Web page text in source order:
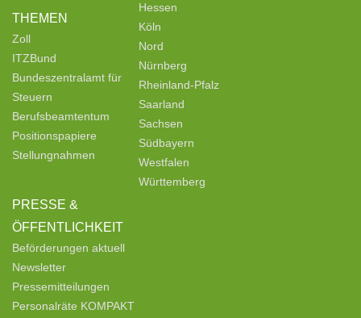
THEMEN
Zoll
ITZBund
Bundeszentralamt für
Steuern
Berufsbeamtentum
Positionspapiere
Stellungnahmen
PRESSE &
ÖFFENTLICHKEIT
Beförderungen aktuell
Newsletter
Pressemitteilungen
Personalräte KOMPAKT
Hessen
Köln
Nord
Nürnberg
Rheinland-Pfalz
Saarland
Sachsen
Südbayern
Westfalen
Württemberg